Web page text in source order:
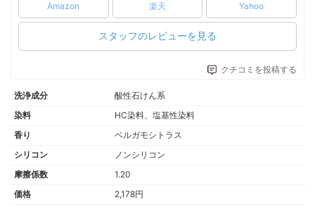
Amazon 楽天 Yahoo
スタッフのレビューを見る
クチコミを投稿する
洗浄成分
酸性石けん系
染料
HC染料、塩基性染料
香り
ベルガモシトラス
シリコン
ノンシリコン
摩擦係数
1.20
価格
2,178円